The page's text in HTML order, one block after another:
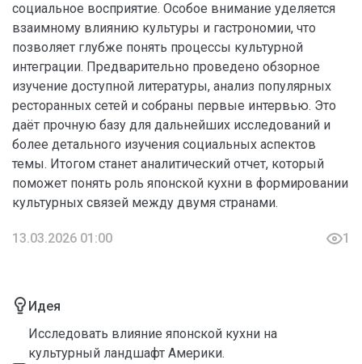
социальное восприятие. Особое внимание уделяется
взаимному влиянию культуры и гастрономии, что
позволяет глубже понять процессы культурной
интеграции. Предварительно проведено обзорное
изучение доступной литературы, анализ популярных
ресторанных сетей и собраны первые интервью. Это
даёт прочную базу для дальнейших исследований и
более детального изучения социальных аспектов
темы. Итогом станет аналитический отчет, который
поможет понять роль японской кухни в формировании
культурных связей между двумя странами.
13.03.2026 01:00 1
Идея
Исследовать влияние японской кухни на
культурный ландшафт Америки.